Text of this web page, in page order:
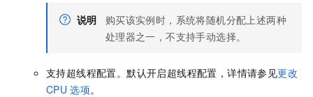
说明
购买该实例时，系统将随机分配上述两种
处理器之一，不支持手动选择。
支持超线程配置。默认开启超线程配置，详情请参见更改
CPU 选项。